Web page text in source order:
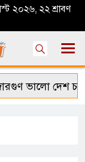
২০২৬, ২২ শ্রাবণ
ভালো দেশ